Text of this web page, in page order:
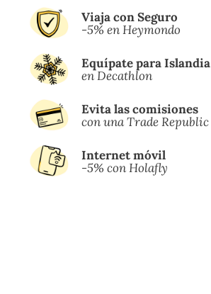
Viaja con Seguro
-5% en Heymondo
Equípate para Islandia
en Decathlon
Evita las comisiones
con una Trade Republic
Internet móvil
-5% con Holafly